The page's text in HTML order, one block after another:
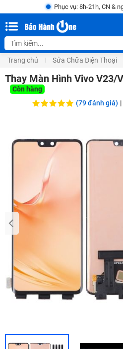
Phục vụ: 8h-21h, CN &
Trang chủ Sửa Chữa Điện Thoại
Thay Màn Hình Vivo V23/
Còn hàng
(79 đánh giá) |